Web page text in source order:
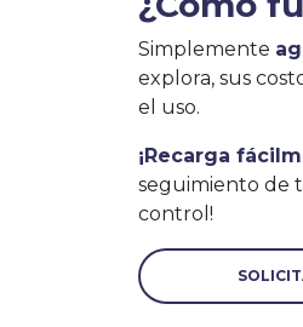
Simplemente
explora, sus
el uso.
¡Recarga
seguimiento de
control!